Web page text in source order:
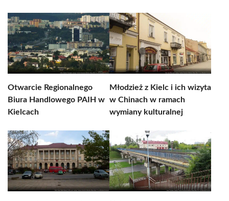
Otwarcie Regionalnego
Biura Handlowego PAIH w
Kielcach
Młodzież z Kielc i ich wizyta
w Chinach w ramach
wymiany kulturalnej